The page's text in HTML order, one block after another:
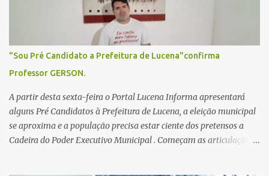
"Sou Pré Candidato a Prefeitura de Lucena"confirma
Professor GERSON.
A partir desta sexta-feira o Portal Lucena Informa apresentará
alguns Pré Candidatos à Prefeitura de Lucena, a eleição municipal
se aproxima e a população precisa estar ciente dos pretensos a
Cadeira do Poder Executivo Municipal . Começam as articulações e